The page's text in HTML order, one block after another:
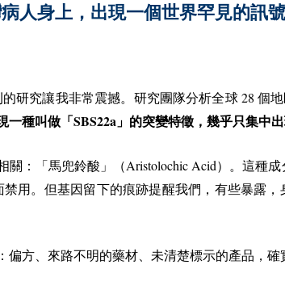
人身上，出現一個世界罕見的訊號
的研究讓我非常震撼。研究團隊分析全球28 個地
一種叫做「 SBS22a 」的突變特徵，幾乎只集中
關：「馬兜鈴酸」（Aristolochic Acid）。這種
禁用。但基因留下的痕跡提醒我們，有些暴露
偏方、來路不明的藥材、未清楚標示的產品，確